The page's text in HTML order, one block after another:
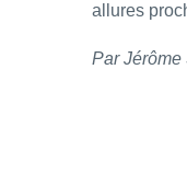
allures
Par Jérôme